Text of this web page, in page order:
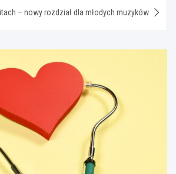
– nowy rozdział dla młodych muzyków